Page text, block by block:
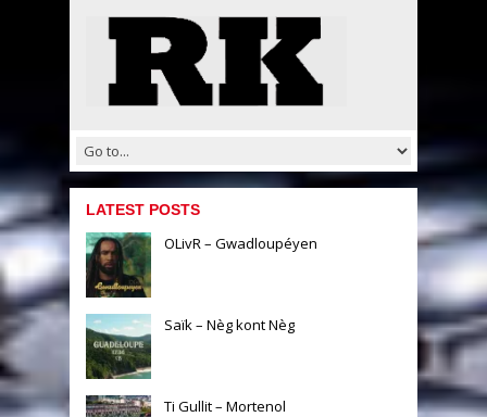
LATEST POSTS
OLivR – Gwadloupéyen
Saïk – Nèg kont Nèg
Ti Gullit – Mortenol